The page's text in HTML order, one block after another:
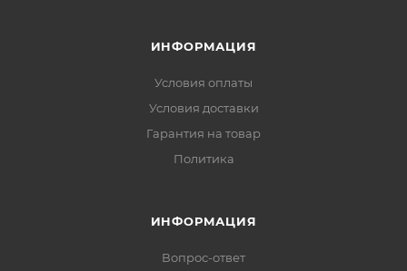
ИНФОРМАЦИЯ
Условия оплаты
Условия доставки
Гарантия на товар
Политика
ИНФОРМАЦИЯ
Вопрос-ответ